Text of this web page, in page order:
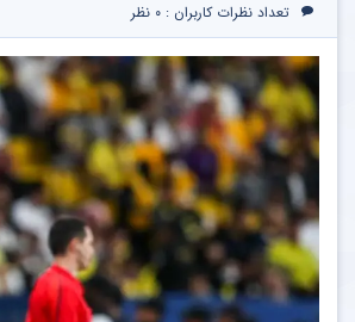
تعداد نظرات کاربران : ۰ نظر